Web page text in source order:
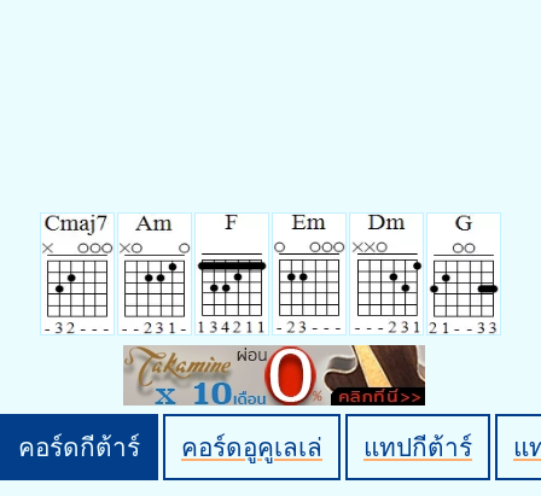
คอร์ดกีต้าร์ คอร์ดอูคูเลเล่ แทปกีต้าร์ แ